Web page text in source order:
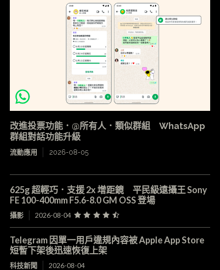
改進投票功能．@所有人．類似群組 WhatsApp
群組對話功能升級
流動應用 2026-08-05
625g 超輕巧．支援 2x 增距鏡 平民級遠攝王 Sony
FE 100-400mm F5.6-8.0 GM OSS 登場
攝影 2026-08-04
Telegram 因單一用戶違規內容被 Apple App Store
短暫下架後迅速恢復上架
科技新聞 2026-08-04